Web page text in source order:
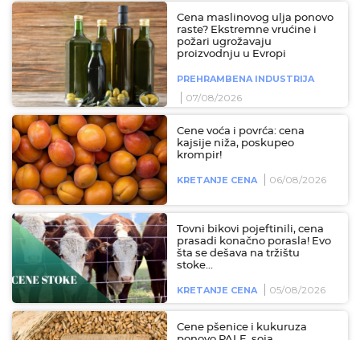
Cena maslinovog ulja ponovo
raste? Ekstremne vrućine i
požari ugrožavaju
proizvodnju u Evropi
PREHRAMBENA INDUSTRIJA
07/08/2026
Cene voća i povrća: cena
kajsije niža, poskupeo
krompir!
KRETANJE CENA 06/08/2026
Tovni bikovi pojeftinili, cena
prasadi konačno porasla! Evo
šta se dešava na tržištu
stoke...
KRETANJE CENA 05/08/2026
Cene pšenice i kukuruza